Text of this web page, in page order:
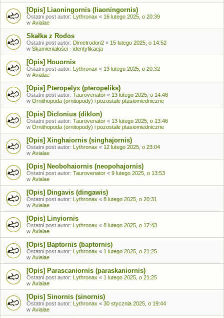
[Opis] Liaoningornis (liaoningornis)
Ostatni post autor: Lythronax « 16 lutego 2025, o 20:39
w Avialae
Skałka z Rodos
Ostatni post autor: Dimetrodon2 « 15 lutego 2025, o 14:52
w Skamieniałości - identyfikacja
[Opis] Houornis
Ostatni post autor: Lythronax « 13 lutego 2025, o 20:32
w Avialae
[Opis] Pteropelyx (pteropeliks)
Ostatni post autor: Taurovenator « 13 lutego 2025, o 14:48
w Ornithopoda (ornitopody) i pozostałe ptasiomiedniczne
[Opis] Diclonius (diklon)
Ostatni post autor: Taurovenator « 13 lutego 2025, o 13:46
w Ornithopoda (ornitopody) i pozostałe ptasiomiedniczne
[Opis] Xinghaiornis (singhajornis)
Ostatni post autor: Lythronax « 12 lutego 2025, o 23:04
w Avialae
[Opis] Neobohaiornis (neopohajornis)
Ostatni post autor: Taurovenator « 9 lutego 2025, o 13:53
w Avialae
[Opis] Dingavis (dingawis)
Ostatni post autor: Lythronax « 8 lutego 2025, o 20:31
w Avialae
[Opis] Linyiornis
Ostatni post autor: Lythronax « 8 lutego 2025, o 17:43
w Avialae
[Opis] Baptornis (baptornis)
Ostatni post autor: Lythronax « 1 lutego 2025, o 21:25
w Avialae
[Opis] Parascaniornis (paraskaniornis)
Ostatni post autor: Lythronax « 1 lutego 2025, o 21:25
w Avialae
[Opis] Sinornis (sinornis)
Ostatni post autor: Lythronax « 30 stycznia 2025, o 19:44
w Avialae